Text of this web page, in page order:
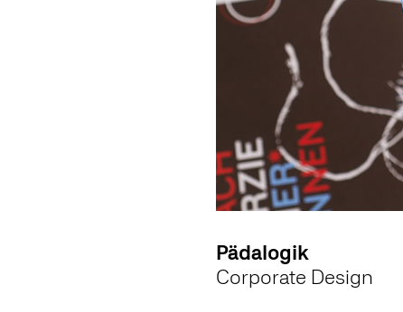
Pädalogik
Corporate Design